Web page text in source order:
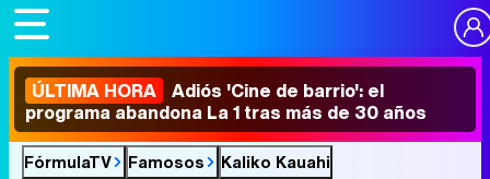
ÚLTIMA HORA Adiós 'Cine de barrio': el
programa abandona La 1 tras más de 30 años
FórmulaTV Famosos Kaliko Kauahi